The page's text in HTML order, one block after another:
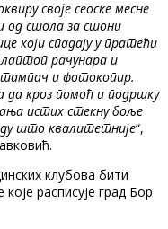
своје сеоске месне
од стола за стони
који спадају у пратећи
рачунара и
и фотокопир.
да кроз помоћ и подршку
истих стекну боље
што квалитетније“,
клубова бити
расписује град Бор